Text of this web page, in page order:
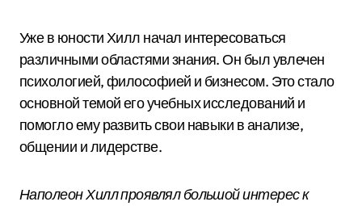
Уже в юности Хилл начал интересоваться
различными областями знания. Он был увлечен
психологией, философией и бизнесом. Это стало
основной темой его учебных исследований и
помогло ему развить свои навыки в анализе,
общении и лидерстве.
Наполеон Хилл проявлял большой интерес к